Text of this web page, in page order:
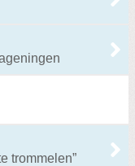
trommelen”